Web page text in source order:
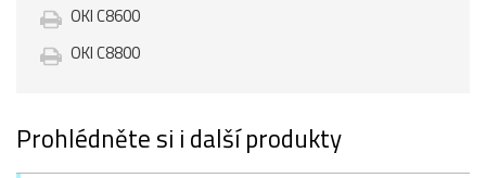
OKI C8600
OKI C8800
Prohlédněte si i další produkty